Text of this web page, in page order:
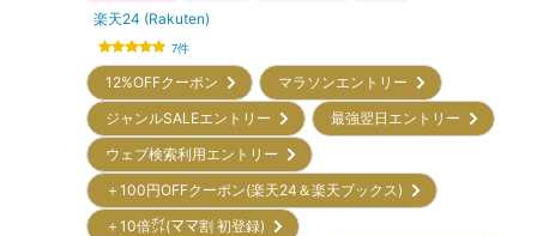
楽天24 (Rakuten)
7件
12%OFFクーポン
マラソンエントリー
ジャンルSALEエントリー
最強翌日エントリー
ウェブ検索利用エントリー
＋100円OFFクーポン(楽天24＆楽天ブックス)
＋10倍㌽(ママ割 初登録)